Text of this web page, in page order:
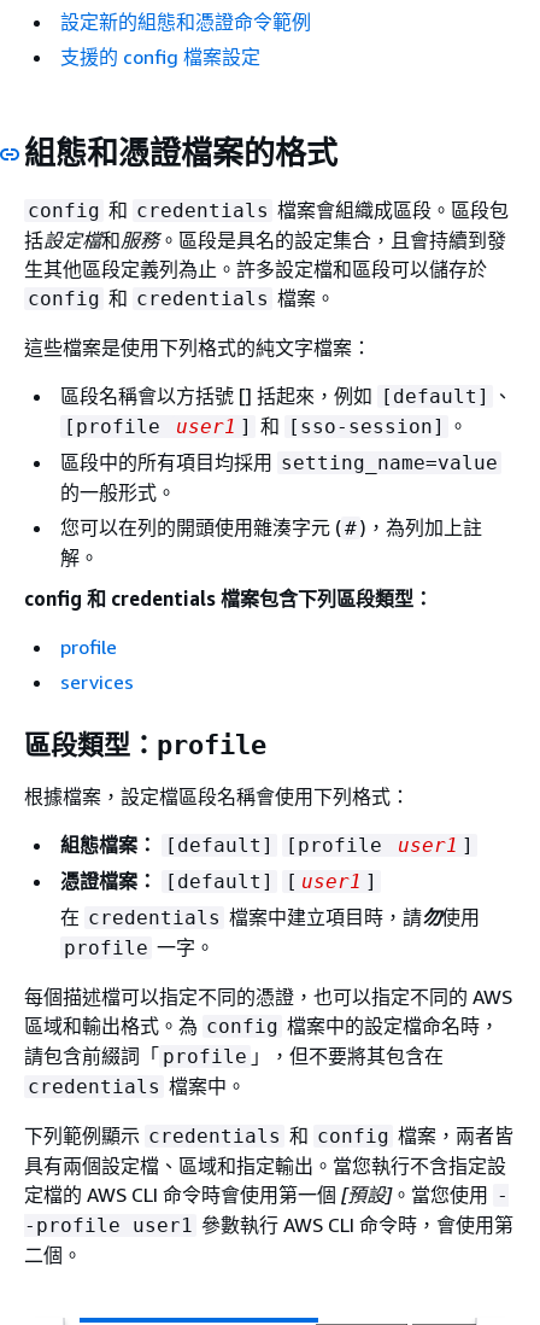
設定新的組態和憑證命令範例
支援的 config 檔案設定
組態和憑證檔案的格式
config 和 credentials 檔案會組織成區段。區段包
括設定檔和服務。區段是具名的設定集合，且會持續到發
生其他區段定義列為止。許多設定檔和區段可以儲存於
config 和 credentials 檔案。
這些檔案是使用下列格式的純文字檔案：
區段名稱會以方括號 [] 括起來，例如 [default] 、
[profile user1 ] 和 [sso-session]
。
區段中的所有項目均採用 setting_name=value
的一般形式。
您可以在列的開頭使用雜湊字元 (#)，為列加上註
解。
config 和 credentials 檔案包含下列區段類型：
profile
services
區段類型： profile
根據檔案，設定檔區段名稱會使用下列格式：
組態檔案：
[default] [profile user1 ]
憑證檔案： [default] [ user1 ]
在 credentials 檔案中建立項目時，請勿使用
profile 一字。
每個描述檔可以指定不同的憑證，也可以指定不同的 AWS
區域和輸出格式。為 config 檔案中的設定檔命名時，
請包含前綴詞「 profile 」，但不要將其包含在
credentials 檔案中。
下列範例顯示 credentials 和 config 檔案，兩者皆
具有兩個設定檔、區域和指定輸出。當您執行不含指定設
定檔的 AWS CLI 命令時會使用第一個 [預設]。當您使用 -
-profile user1 參數執行 AWS CLI 命令時，會使用第
二個。